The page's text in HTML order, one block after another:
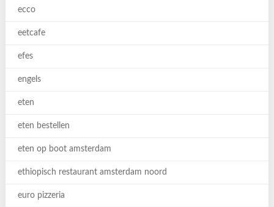
ecco
eetcafe
efes
engels
eten
eten bestellen
eten op boot amsterdam
ethiopisch restaurant amsterdam noord
euro pizzeria